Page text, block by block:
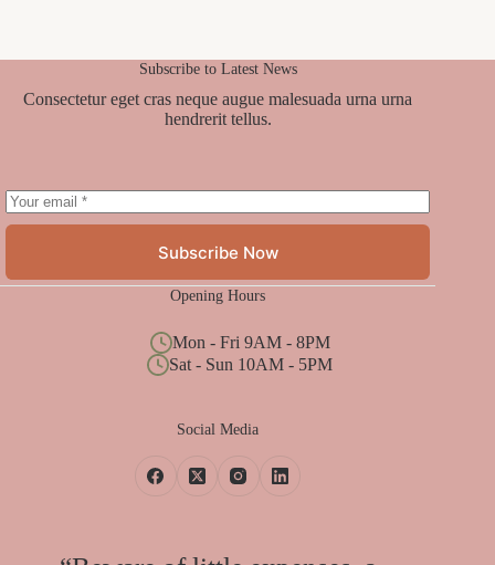
Subscribe to Latest News
Consectetur eget cras neque augue malesuada urna urna
hendrerit tellus.
Subscribe Now
Opening Hours
Mon - Fri 9AM - 8PM
Sat - Sun 10AM - 5PM
Social Media